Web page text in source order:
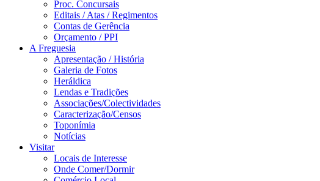
Proc. Concursais
Editais / Atas / Regimentos
Contas de Gerência
Orçamento / PPI
A Freguesia
Apresentação / História
Galeria de Fotos
Heráldica
Lendas e Tradições
Associações/Colectividades
Caracterização/Censos
Toponímia
Notícias
Visitar
Locais de Interesse
Onde Comer/Dormir